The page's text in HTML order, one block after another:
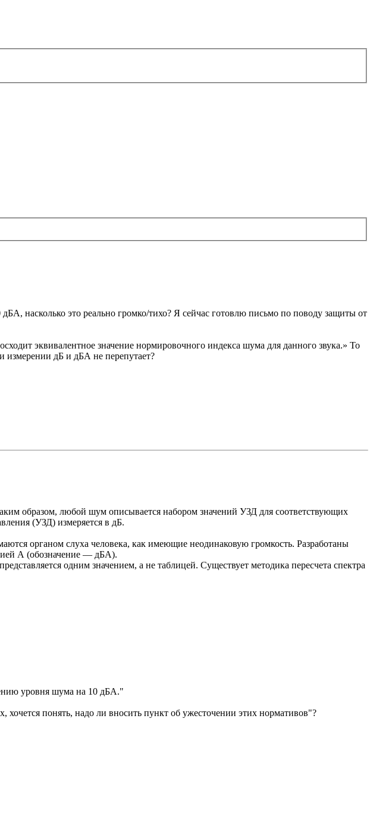
насколько это реально громко/тихо? Я сейчас готовлю письмо по поводу защиты от
эквивалентное значение нормировочного индекса шума для данного звука.» То
измерении дБ и дБА не перепутает?
образом, любой шум описывается набором значений УЗД для соответствующих
(УЗД) измеряется в дБ.
органом слуха человека, как имеющие неодинаковую громкость. Разработаны
А (обозначение — дБА).
одним значением, а не таблицей. Существует методика пересчета спектра
уровня шума на 10 дБА."
понять, надо ли вносить пункт об ужесточении этих нормативов"?